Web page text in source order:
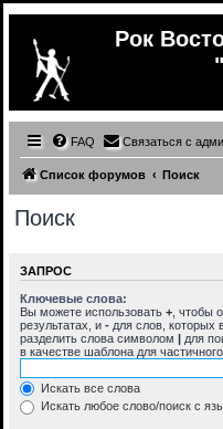
Рок
FAQ Связаться с
Список форумов Поиск
Поиск
ЗАПРОС
Ключевые слова:
Вы можете использовать + , чтобы
результатах, и - для слов, которых
разделить слова символом | для
в качестве шаблона для
Искать все слова
Искать любое слово/поиск с